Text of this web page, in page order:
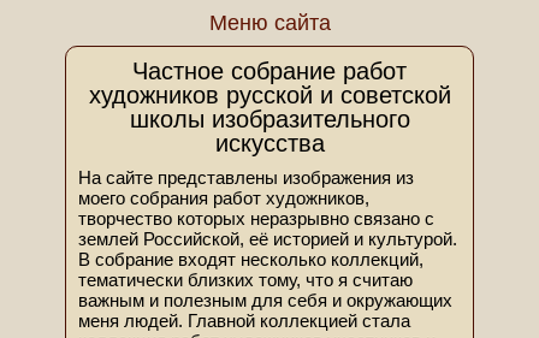
Меню сайта
Частное собрание работ
художников русской и советской
школы изобразительного
искусства
На сайте представлены изображения из
моего собрания работ художников,
творчество которых неразрывно связано с
землей Российской, её историей и культурой.
В собрание входят несколько коллекций,
тематически близких тому, что я считаю
важным и полезным для себя и окружающих
меня людей. Главной коллекцией стала